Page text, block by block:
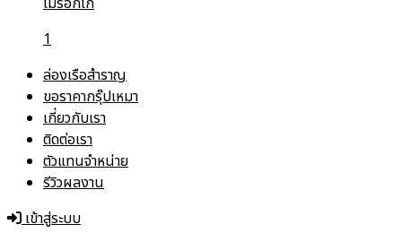
1
ล่องเรือสำราญ
ขอราคากรุ๊ปเหมา
เกี่ยวกับเรา
ติดต่อเรา
ตัวแทนจำหน่าย
รีวิวผลงาน
เข้าสู่ระบบ